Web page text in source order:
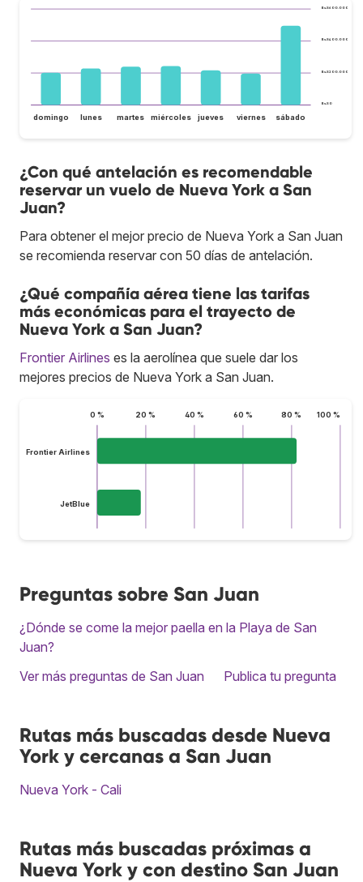
Bs.S0
Bs.S200.000
Bs.S400.000
Bs.S600.000
domingo lunes martes miércoles jueves viernes sábado
¿Con qué antelación es recomendable
reservar un vuelo de Nueva York a San
Juan?
Para obtener el mejor precio de Nueva York a San Juan
se recomienda reservar con 50 días de antelación.
¿Qué compañía aérea tiene las tarifas
más económicas para el trayecto de
Nueva York a San Juan?
Frontier Airlines es la aerolínea que suele dar los
mejores precios de Nueva York a San Juan.
0 % 20 % 40 % 60 % 80 % 100 %
Frontier Airlines
JetBlue
Preguntas sobre San Juan
¿Dónde se come la mejor paella en la Playa de San
Juan?
Ver más preguntas de San Juan
Publica tu pregunta
Rutas más buscadas desde Nueva
York y cercanas a San Juan
Nueva York - Cali
Rutas más buscadas próximas a
Nueva York y con destino San Juan